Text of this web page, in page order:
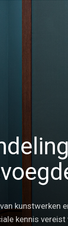
kunstwerken
kennis